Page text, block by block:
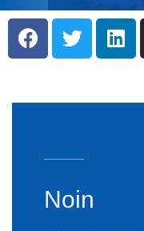
Noin